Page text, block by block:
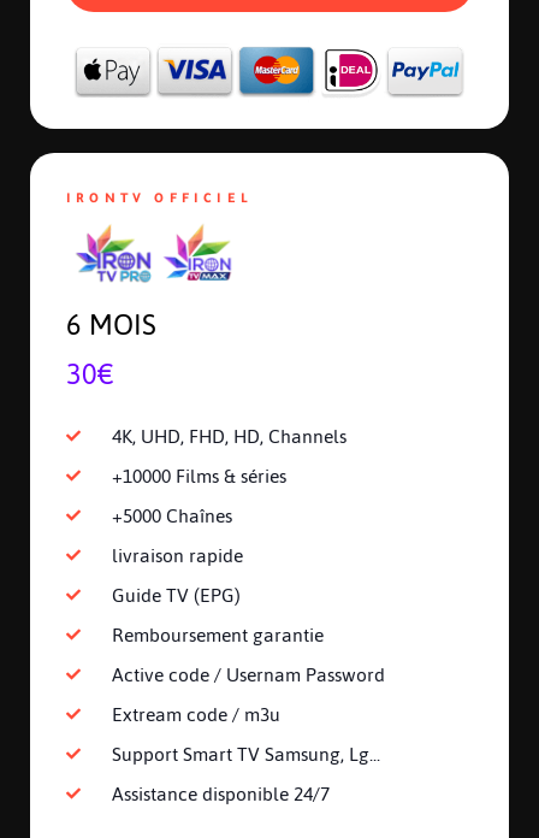
IRONTV OFFICIEL
6 MOIS
30€
4K, UHD, FHD, HD, Channels
+10000 Films & séries
+5000 Chaînes
livraison rapide
Guide TV (EPG)
Remboursement garantie
Active code / Usernam Password
Extream code / m3u
Support Smart TV Samsung, Lg...
Assistance disponible 24/7